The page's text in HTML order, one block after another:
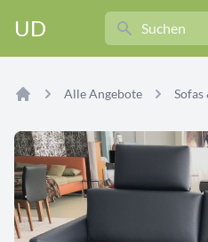
UD
Search
Alle Angebote Sofas